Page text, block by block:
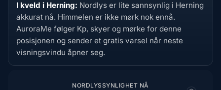
I kveld i Herning: Nordlys er lite sannsynlig i Herning
akkurat nå. Himmelen er ikke mørk nok ennå.
AuroraMe følger Kp, skyer og mørke for denne
posisjonen og sender et gratis varsel når neste
visningsvindu åpner seg.
NORDLYSSYNLIGHET NÅ